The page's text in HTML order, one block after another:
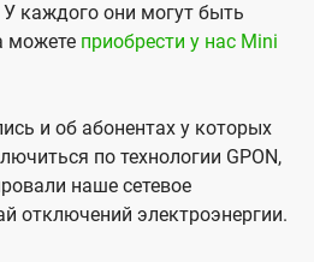
каждого они могут быть
можете приобрести у нас Mini
и об абонентах у которых
по технологии GPON,
наше сетевое
отключений электроэнергии.